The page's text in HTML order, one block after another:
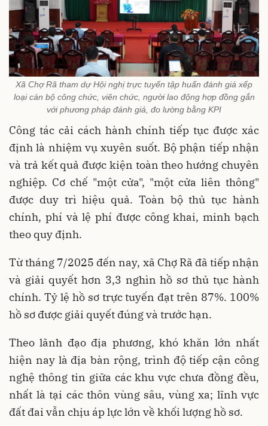
Xã Chợ Rã tham dự Hội nghị trực tuyến tập huấn đánh giá xếp
loại cán bộ công chức, viên chức, người lao động hợp đồng gắn
với phương pháp đánh giá, đo lường bằng KPI
Công tác cải cách hành chính tiếp tục được xác
định là nhiệm vụ xuyên suốt. Bộ phận tiếp nhận
và trả kết quả được kiện toàn theo hướng chuyên
nghiệp. Cơ chế "một cửa", "một cửa liên thông"
được duy trì hiệu quả. Toàn bộ thủ tục hành
chính, phí và lệ phí được công khai, minh bạch
theo quy định.
Từ tháng 7/2025 đến nay, xã Chợ Rã đã tiếp nhận
và giải quyết hơn 3,3 nghìn hồ sơ thủ tục hành
chính. Tỷ lệ hồ sơ trực tuyến đạt trên 87%. 100%
hồ sơ được giải quyết đúng và trước hạn.
Theo lãnh đạo địa phương, khó khăn lớn nhất
hiện nay là địa bàn rộng, trình độ tiếp cận công
nghệ thông tin giữa các khu vực chưa đồng đều,
nhất là tại các thôn vùng sâu, vùng xa; lĩnh vực
đất đai vẫn chịu áp lực lớn về khối lượng hồ sơ.